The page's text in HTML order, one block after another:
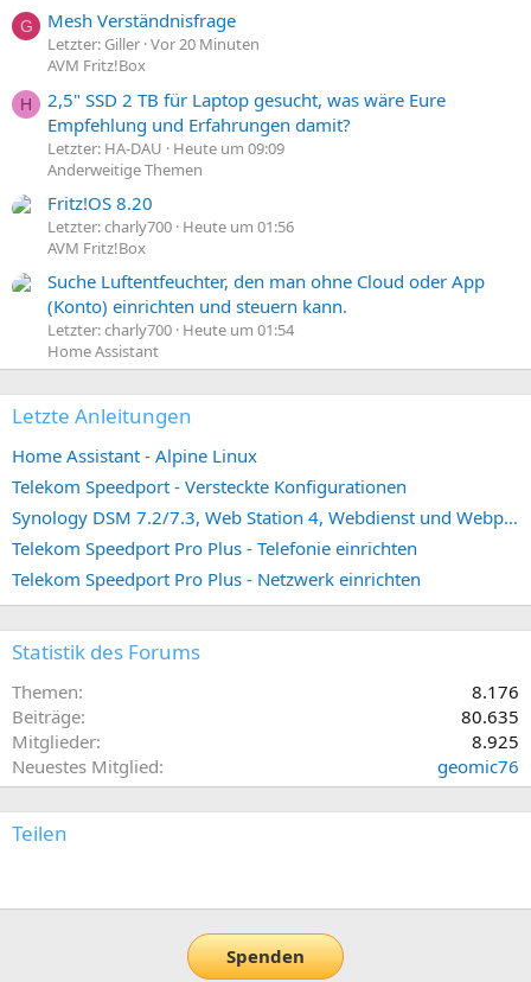
G Mesh Verständnisfrage
Letzter: Giller Vor 20 Minuten
AVM Fritz!Box
H
2,5" SSD 2 TB für Laptop gesucht, was wäre Eure
Empfehlung und Erfahrungen damit?
Letzter: HA-DAU
Heute um 09:09
Anderweitige Themen
Fritz!OS 8.20
Letzter: charly700 Heute um 01:56
AVM Fritz!Box
Suche Luftentfeuchter, den man ohne Cloud oder App
(Konto) einrichten und steuern kann.
Letzter: charly700 Heute um 01:54
Home Assistant
Letzte Anleitungen
Home Assistant - Alpine Linux
Telekom Speedport - Versteckte Konfigurationen
Synology DSM 7.2/7.3, Web Station 4, Webdienst und Webportal erstellen (ehemals vHost)
Telekom Speedport Pro Plus - Telefonie einrichten
Telekom Speedport Pro Plus - Netzwerk einrichten
Statistik des Forums
Themen
8.176
Beiträge
80.635
Mitglieder
8.925
Neuestes Mitglied
geomic76
Teilen
Spenden